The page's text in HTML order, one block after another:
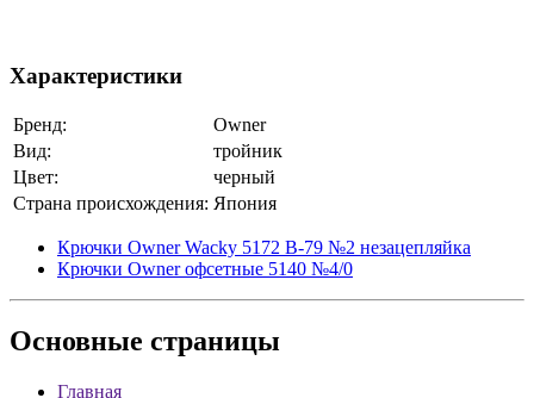
Характеристики
Бренд:
Owner
Вид:
тройник
Цвет:
черный
Страна происхождения: Япония
Крючки Owner Wacky 5172 B-79 №2 незацепляйка
Крючки Owner офсетные 5140 №4/0
Основные страницы
Главная